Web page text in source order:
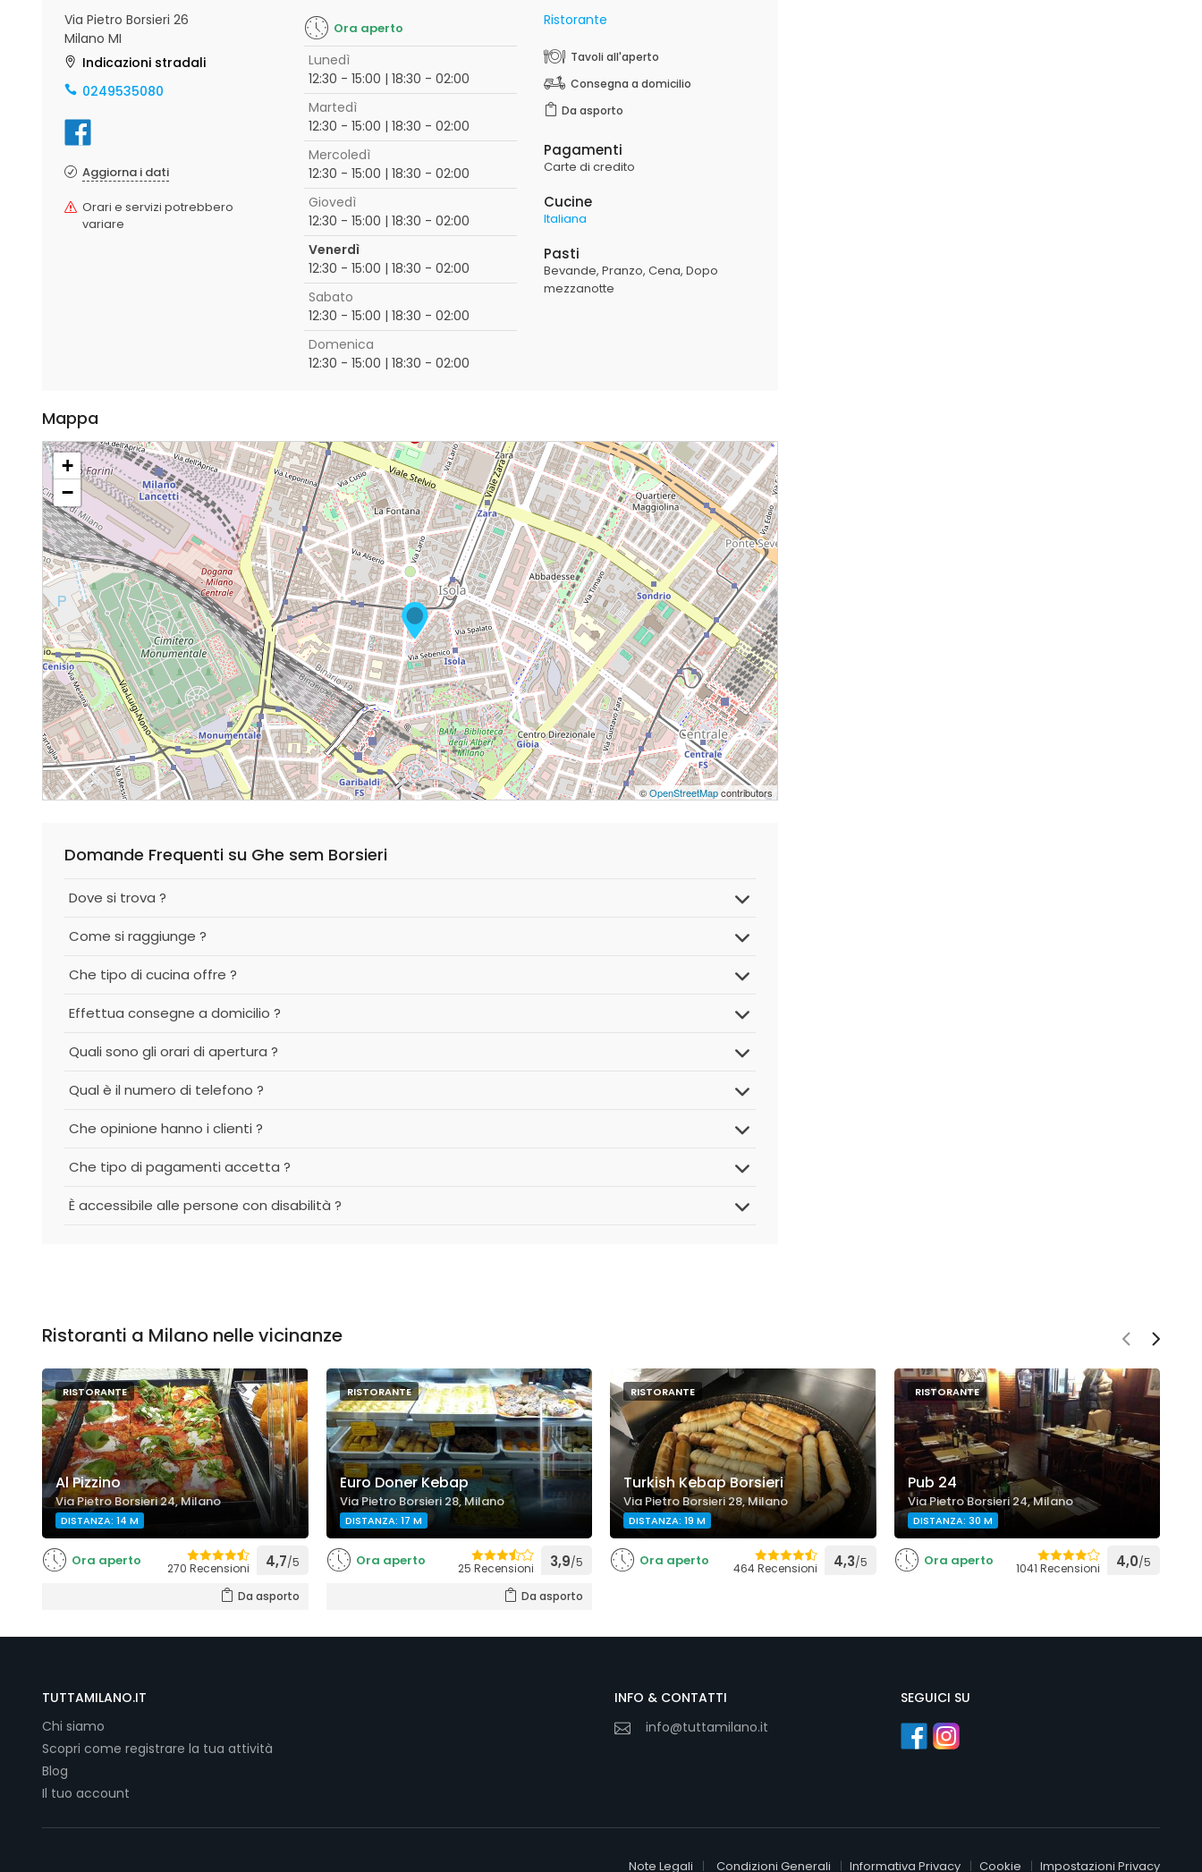
Via Pietro Borsieri 26
Milano MI
Indicazioni stradali
0249535080
Aggiorna i dati
Orari e servizi potrebbero
variare
Ora aperto
Lunedì
12:30 - 15:00 | 18:30 - 02:00
Martedì
12:30 - 15:00 | 18:30 - 02:00
Mercoledì
12:30 - 15:00 | 18:30 - 02:00
Giovedì
12:30 - 15:00 | 18:30 - 02:00
Venerdì
12:30 - 15:00 | 18:30 - 02:00
Sabato
12:30 - 15:00 | 18:30 - 02:00
Domenica
12:30 - 15:00 | 18:30 - 02:00
Ristorante
Tavoli all'aperto
Consegna a domicilio
Da asporto
Pagamenti
Carte di credito
Cucine
Italiana
Pasti
Bevande Pranzo Cena Dopo
mezzanotte
Mappa
+
−
©OpenStreetMapcontributors
Domande Frequenti su Ghe sem Borsieri
Dove si trova ?
Come si raggiunge ?
Che tipo di cucina offre ?
Effettua consegne a domicilio ?
Quali sono gli orari di apertura ?
Qual è il numero di telefono ?
Che opinione hanno i clienti ?
Che tipo di pagamenti accetta ?
È accessibile alle persone con disabilità ?
Ristoranti a Milano nelle vicinanze
RISTORANTE
Al Pizzino
Via Pietro Borsieri 24, Milano
DISTANZA: 14 M
Ora aperto 270 Recensioni 4,7/5
Da asporto
RISTORANTE
Euro Doner Kebap
Via Pietro Borsieri 28, Milano
DISTANZA: 17 M
Ora aperto 25 Recensioni 3,9/5
Da asporto
RISTORANTE
Turkish Kebap Borsieri
Via Pietro Borsieri 28, Milano
DISTANZA: 19 M
Ora aperto 464 Recensioni 4,3/5
RISTORANTE
Pub 24
Via Pietro Borsieri 24, Milano
DISTANZA: 30 M
Ora aperto 1041 Recensioni 4,0/5
TUTTAMILANO.IT
Chi siamo
Scopri come registrare la tua attività
Blog
Il tuo account
INFO & CONTATTI
info@tuttamilano.it
SEGUICI SU
Note Legali Condizioni Generali Informativa Privacy Cookie Impostazioni Privacy